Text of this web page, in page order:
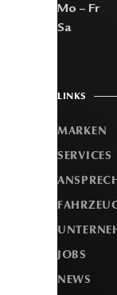
Mo – Fr
Sa
LINKS
MARKEN
SERVICES
JOBS
NEWS